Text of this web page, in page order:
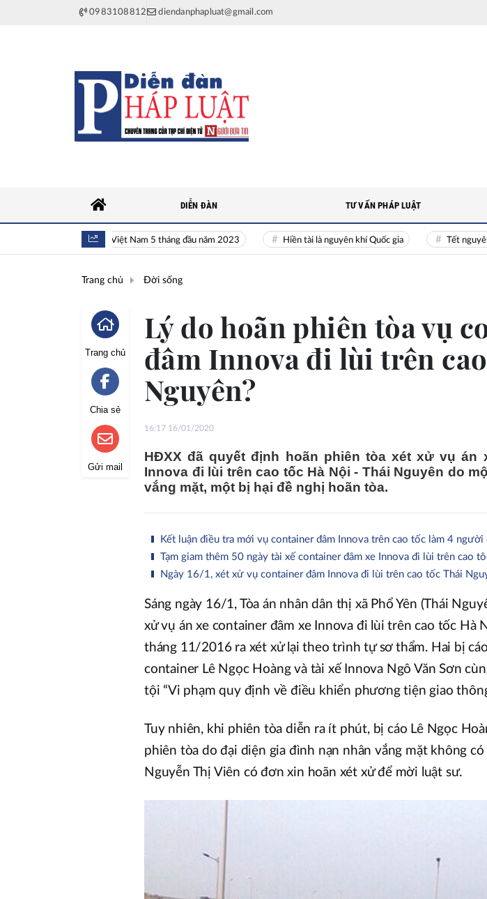
0983108812 diendanphapluat@gmail.com
Toàn cảnh kinh tế Việt Nam 5 tháng đầu năm 2023 Hiền tài là nguyên khí Quốc gia Tết nguyên đán
DIỄN ĐÀN TƯ VẤN PHÁP LUẬT
Trang chủ Đời sống
Trang chủ
Chia sẻ
Gửi mail
Lý do hoãn phiên tòa vụ
đâm Innova đi lùi trên
Nguyên?
16:17 16/01/2020
HĐXX đã quyết định hoãn phiên tòa xét xử vụ án
Innova đi lùi trên cao tốc Hà Nội - Thái Nguyên do
vắng mặt, một bị hại đề nghị hoãn tòa.
Kết luận điều tra mới vụ container đâm Innova trên cao tốc làm 4 người
Tạm giam thêm 50 ngày tài xế container đâm xe Innova đi lùi trên cao
Ngày 16/1, xét xử vụ container đâm Innova đi lùi trên cao tốc Thái
Sáng ngày 16/1, Tòa án nhân dân thị xã Phổ Yên (Thái
xử vụ án xe container đâm xe Innova đi lùi trên cao tốc Hà
tháng 11/2016 ra xét xử lại theo trình tự sơ thẩm. Hai bị
container Lê Ngọc Hoàng và tài xế Innova Ngô Văn Sơn
tội “Vi phạm quy định về điều khiển phương tiện giao
Tuy nhiên, khi phiên tòa diễn ra ít phút, bị cáo Lê Ngọc
phiên tòa do đại diện gia đình nạn nhân vắng mặt không có
Nguyễn Thị Viên có đơn xin hoãn xét xử để mời luật sư.